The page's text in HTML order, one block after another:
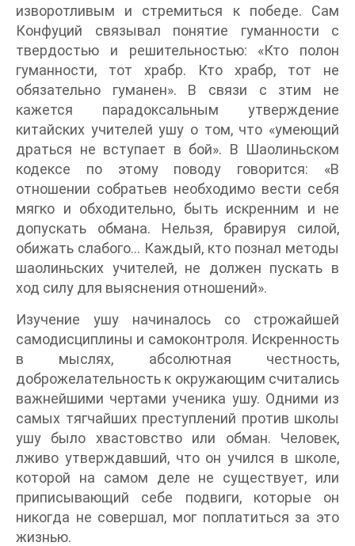
изворотливым и стремиться к победе. Сам
Конфуций связывал понятие гуманности с
твердостью и решительностью: «Кто полон
гуманности, тот храбр. Кто храбр, тот не
обязательно гуманен». В связи с зтим не
кажется парадоксальным утверждение
китайских учителей ушу о том, что «умеющий
драться не вступает в бой». В Шаолиньском
кодексе по этому поводу говорится: «В
отношении собратьев необходимо вести себя
мягко и обходительно, быть искренним и не
допускать обмана. Нельзя, бравируя силой,
обижать слабого... Каждый, кто познал методы
шаолиньских учителей, не должен пускать в
ход силу для выяснения отношений».
Изучение ушу начиналось со строжайшей
самодисциплины и самоконтроля. Искренность
в мыслях, абсолютная честность,
доброжелательность к окружающим считались
важнейшими чертами ученика ушу. Одними из
самых тягчайших преступлений против школы
ушу было хвастовство или обман. Человек,
лживо утверждавший, что он учился в школе,
которой на самом деле не существует, или
приписывающий себе подвиги, которые он
никогда не совершал, мог поплатиться за это
жизнью.